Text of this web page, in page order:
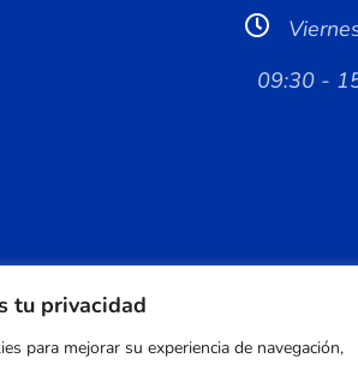
tu privacidad
para mejorar su experiencia de navegación,
09:30 -